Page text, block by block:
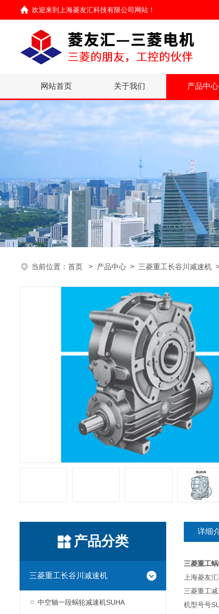
欢迎来到 上海菱友汇科技有限公司网站 ！
网站首页 关于我们 产品中心
当前位置： 首页 > 产品中心 > 三菱重工长谷川减速机
产品分类
三菱重工长谷川减速机
中空轴一段蜗轮减速机SUHA
详细
三菱重工
上海菱友
三菱重工
机型号号